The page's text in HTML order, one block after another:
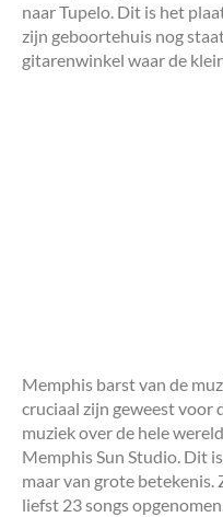
naar Tupelo. Dit is het
zijn geboortehuis nog
gitarenwinkel waar de
Memphis barst van de
cruciaal zijn geweest voor
muziek over de hele
Memphis Sun Studio. Dit
maar van grote betekenis.
liefst 23 songs